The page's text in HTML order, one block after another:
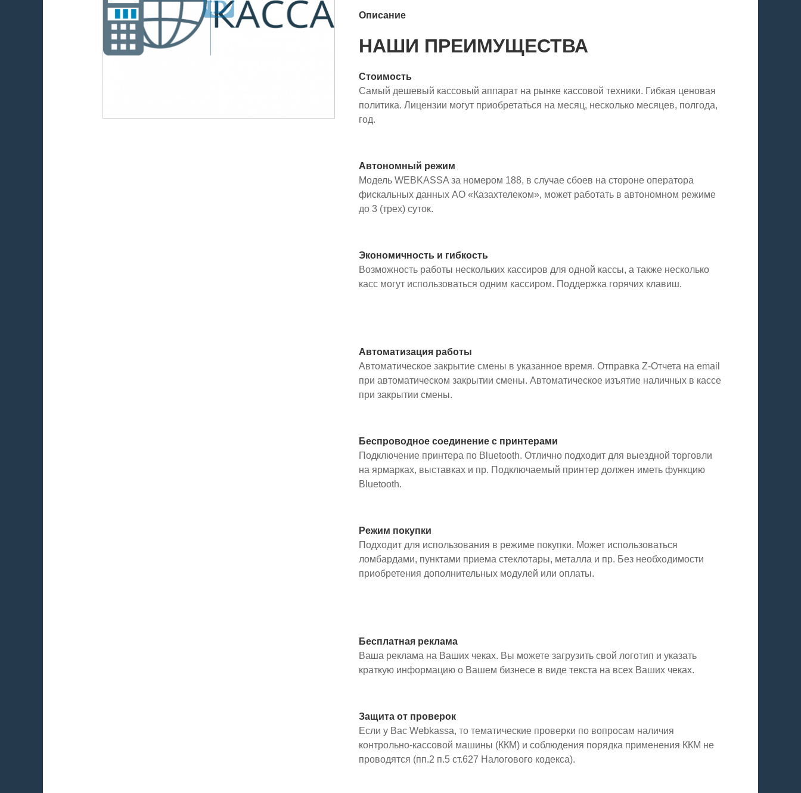
Описание
НАШИ ПРЕИМУЩЕСТВА
Стоимость
Самый дешевый кассовый аппарат на рынке кассовой техники. Гибкая ценовая
политика. Лицензии могут приобретаться на месяц, несколько месяцев, полгода,
год.
Автономный режим
Модель WEBKASSA за номером 188, в случае сбоев на стороне оператора
фискальных данных АО «Казахтелеком», может работать в автономном режиме
до 3 (трех) суток.
Экономичность и гибкость
Возможность работы нескольких кассиров для одной кассы, а также несколько
касс могут использоваться одним кассиром. Поддержка горячих клавиш.
Автоматизация работы
Автоматическое закрытие смены в указанное время. Отправка Z-Отчета на email
при автоматическом закрытии смены. Автоматическое изъятие наличных в кассе
при закрытии смены.
Беспроводное соединение с принтерами
Подключение принтера по Bluetooth. Отлично подходит для выездной торговли
на ярмарках, выставках и пр. Подключаемый принтер должен иметь функцию
Bluetooth.
Режим покупки
Подходит для использования в режиме покупки. Может использоваться
ломбардами, пунктами приема стеклотары, металла и пр. Без необходимости
приобретения дополнительных модулей или оплаты.
Бесплатная реклама
Ваша реклама на Ваших чеках. Вы можете загрузить свой логотип и указать
краткую информацию о Вашем бизнесе в виде текста на всех Ваших чеках.
Защита от проверок
Если у Вас Webkassa, то тематические проверки по вопросам наличия
контрольно-кассовой машины (ККМ) и соблюдения порядка применения ККМ не
проводятся (пп.2 п.5 ст.627 Налогового кодекса).